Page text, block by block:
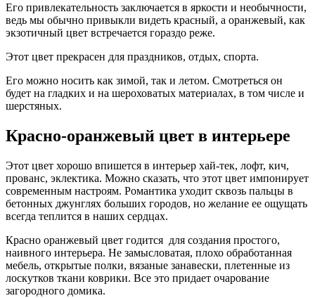
Его привлекательность заключается в яркости и необычности,
ведь мы обычно привыкли видеть красный, а оранжевый, как
экзотичный цвет встречается гораздо реже.
Этот цвет прекрасен для праздников, отдых, спорта.
Его можно носить как зимой, так и летом. Смотреться он
будет на гладких и на шероховатых материалах, в том числе и
шерстяных.
Красно-оранжевый цвет в интерьере
Этот цвет хорошо впишется в интерьер хай-тек, лофт, кич,
прованс, эклектика. Можно сказать, что этот цвет импонирует
современным настроям. Романтика уходит сквозь пальцы в
бетонных джунглях больших городов, но желание ее ощущать
всегда теплится в наших сердцах.
Красно оранжевый цвет годится для создания простого,
наивного интерьера. Не замысловатая, плохо обработанная
мебель, открытые полки, вязаные занавески, плетенные из
лоскутков ткани коврики. Все это придает очарование
загородного домика.